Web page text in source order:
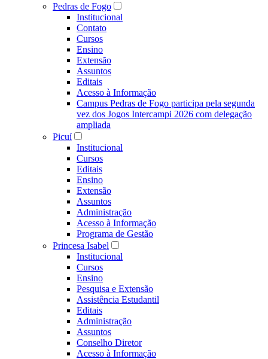
Pedras de Fogo
Institucional
Contato
Cursos
Ensino
Extensão
Assuntos
Editais
Acesso à Informação
Campus Pedras de Fogo participa pela segunda
vez dos Jogos Intercampi 2026 com delegação
ampliada
Picuí
Institucional
Cursos
Editais
Ensino
Extensão
Assuntos
Administração
Acesso à Informação
Programa de Gestão
Princesa Isabel
Institucional
Cursos
Ensino
Pesquisa e Extensão
Assistência Estudantil
Editais
Administração
Assuntos
Conselho Diretor
Acesso à Informação